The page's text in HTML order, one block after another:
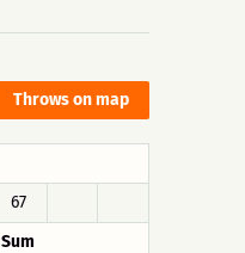
Throws on map
67
Sum